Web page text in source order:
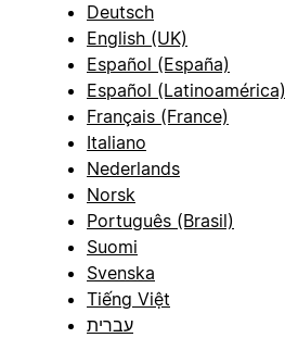
Deutsch
English (UK)
Español (España)
Español (Latinoamérica)
Français (France)
Italiano
Nederlands
Norsk
Português (Brasil)
Suomi
Svenska
Tiếng Việt
עברית